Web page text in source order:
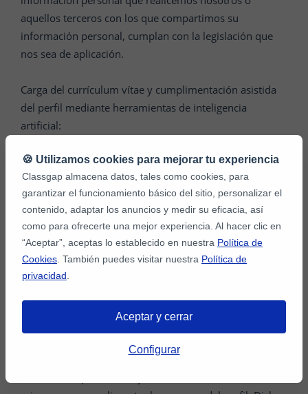
aquellos terceros con los que compartimos su
información personal, cumplan con la legislación que
nos sea de aplicación.
Carga del currículum vítae y cumplimentación asistida
del perfil mediante herramientas de inteligencia
artificial:
En el marco del proceso de registro, se podrá ofrecer al
Profesor la posibilidad de cargar, con carácter
opcional , su currículum vítae con el fin de facilitar la
creación y cumplimentación de su perfil en la
Plataforma.
reconoce y acepta que Tus Media, en su condición de
responsable del tratamiento, podrá tratarlo mediante
herramientas automatizadas, incluidos sistemas de
inteligencia artificial, con la finalidad de extraer la
🍪 Utilizamos cookies para mejorar tu experiencia
Classgap almacena datos, tales como cookies, para
garantizar el funcionamiento básico del sitio, personalizar el
contenido, adaptar los anuncios y medir su eficacia, así
como para ofrecerte una mejor experiencia. Al hacer clic en
“Aceptar”, aceptas lo establecido en nuestra Política de
Cookies . También puedes visitar nuestra Política de
privacidad
Aceptar y cerrar
Configurar